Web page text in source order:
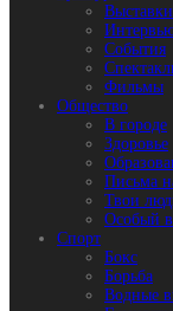
Выставки
События
Фильмы
Общество
В городе
Здоровье
Письма
Твои
Особый
Спорт
Бокс
Борьба
Водные